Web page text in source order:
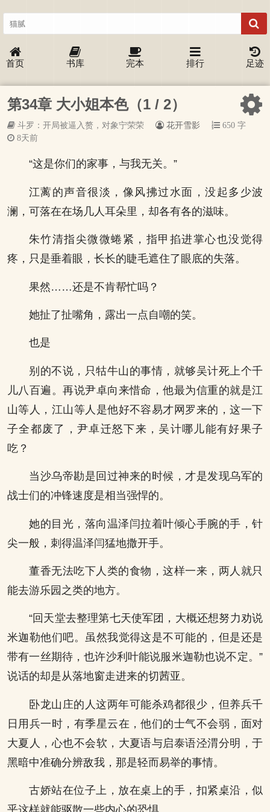
首页 书库 完本 排行 足迹
第34章 大小姐本色（1 / 2）
斗罗：开局被逼入赘，对象宁荣荣 花开雪影
650 字
8天前
“这是你们的家事，与我无关。”
江蓠的声音很淡，像风拂过水面，没起多少波
澜，可落在在场几人耳朵里，却各有各的滋味。
朱竹清指尖微微蜷紧，指甲掐进掌心也没觉得
疼，只是垂着眼，长长的睫毛遮住了眼底的失落。
果然……还是不肯帮忙吗？
她扯了扯嘴角，露出一点自嘲的笑。
也是
别的不说，只牯牛山的事情，就够吴计死上个千
儿八百遍。再说尹卓向来惜命，他最为信重的就是江
山等人，江山等人是他好不容易才网罗来的，这一下
子全都废了，尹卓迁怒下来，吴计哪儿能有好果子
吃？
当沙乌帝勘是回过神来的时候，才是发现乌军的
战士们的冲锋速度是相当强悍的。
她的目光，落向温泽闫拉着叶倾心手腕的手，针
尖一般，刺得温泽闫猛地撒开手。
董香无法吃下人类的食物，这样一来，两人就只
能去游乐园之类的地方。
“回天堂去整理第七天使军团，大概还想努力劝说
米迦勒他们吧。虽然我觉得这是不可能的，但是还是
带有一丝期待，也许沙利叶能说服米迦勒也说不定。”
说话的却是从落地窗走进来的切茜亚。
卧龙山庄的人这两年可能杀鸡都很少，但养兵千
日用兵一时，有季星云在，他们的士气不会弱，面对
大夏人，心也不会软，大夏语与启泰语泾渭分明，于
黑暗中准确分辨敌我，那是轻而易举的事情。
古娇站在位子上，放在桌上的手，扣紧桌沿，似